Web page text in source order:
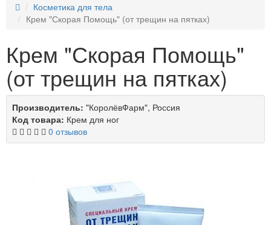
Косметика для тела
Крем "Скорая Помощь" (от трещин на пятках)
Крем "Скорая Помощь"
(от трещин на пятках)
Производитель: "КоролёвФарм", Россия
Код товара: Крем для ног
0 отзывов